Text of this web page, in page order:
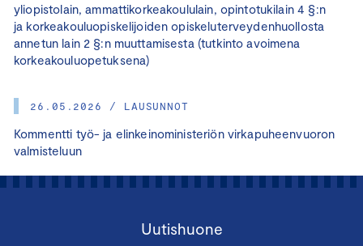
yliopistolain, ammattikorkeakoululain, opintotukilain 4 §:n
ja korkeakouluopiskelijoiden opiskeluterveydenhuollosta
annetun lain 2 §:n muuttamisesta (tutkinto avoimena
korkeakouluopetuksena)
26.05.2026 / LAUSUNNOT
Kommentti työ- ja elinkeinoministeriön virkapuheenvuoron
valmisteluun
Uutishuone